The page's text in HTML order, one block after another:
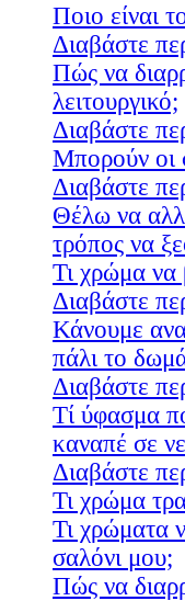
Ποιο είναι
Διαβάστε
Πώς να
λειτουργικό;
Διαβάστε
Μπορούν οι
Διαβάστε
Θέλω να
τρόπος να
Τι χρώμα να
Διαβάστε
Κάνουμε
πάλι το
Διαβάστε
Τί ύφασμα
καναπέ σε
Διαβάστε
Τι χρώμα
Τι χρώματα
σαλόνι μου;
Πώς να